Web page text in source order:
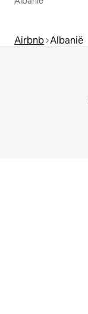
Airbnb Albanië